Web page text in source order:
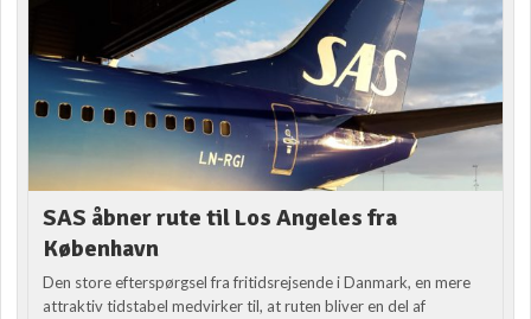
SAS åbner rute til Los Angeles fra
København
Den store efterspørgsel fra fritidsrejsende i Danmark, en mere
attraktiv tidstabel medvirker til, at ruten bliver en del af